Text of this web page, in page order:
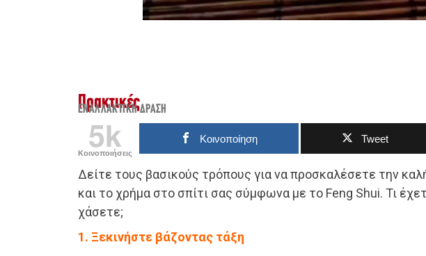
Πρακτικές
ΕΝΑΛΛΑΚΤΙΚΉ ΔΡΆΣΗ
5k
Κοινοποιήσεις
Κοινοποίηση Tweet
Δείτε τους βασικούς τρόπους για να προσκαλέσετε την
και το χρήμα στο σπίτι σας σύμφωνα με το Feng Shui. Τι
χάσετε;
1. Ξεκινήστε βάζοντας τάξη